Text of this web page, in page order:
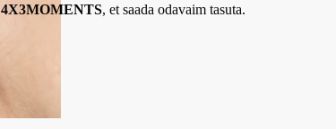
4X3MOMENTS, et saada odavaim tasuta.